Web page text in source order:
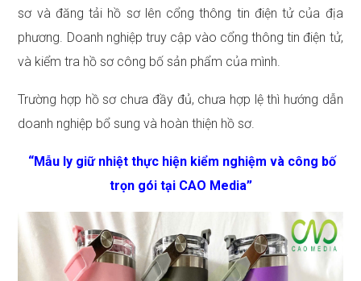
sơ và đăng tải hồ sơ lên cổng thông tin điện tử của địa
phương. Doanh nghiệp truy cập vào cổng thông tin điện tử,
và kiểm tra hồ sơ công bố sản phẩm của mình.
Trường hợp hồ sơ chưa đầy đủ, chưa hợp lệ thì hướng dẫn
doanh nghiệp bổ sung và hoàn thiện hồ sơ.
“Mẫu ly giữ nhiệt thực hiện kiểm nghiệm và công bố
trọn gói tại CAO Media”